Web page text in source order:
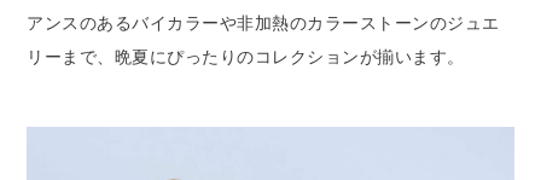
アンスのあるバイカラーや非加熱のカラーストーンのジュエ
リーまで、晩夏にぴったりのコレクションが揃います。